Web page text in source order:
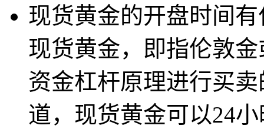
现货黄金的开盘时间
现货黄金，即指伦敦
资金杠杆原理进行买
道，现货黄金可以24